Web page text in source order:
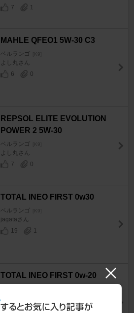
7
1
MAHLE QFEO1 5W-30 C3
ベルランゴ [K9]
よし丸さん
6
0
REPSOL ELITE EVOLUTION
POWER 2 5W-30
ベルランゴ [K9]
よし丸さん
7
0
TOTAL INEO FIRST 0w30
ベルランゴ [K9]
jagataさん
19
1
TOTAL INEO FIRST 0w-20
8
0